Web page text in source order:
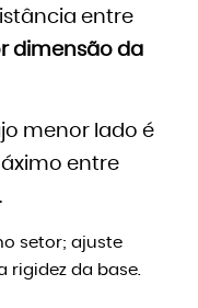
entre
dimensão da
menor lado é
entre
.
setor; ajuste
rigidez da base.